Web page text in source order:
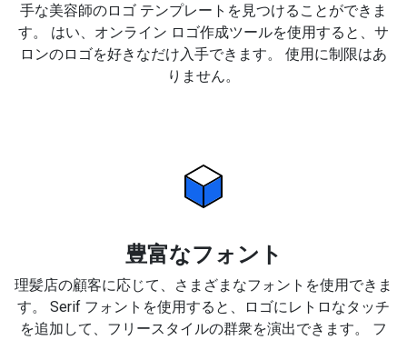
手な美容師のロゴ テンプレートを見つけることができま
す。 はい、オンライン ロゴ作成ツールを使用すると、サ
ロンのロゴを好きなだけ入手できます。 使用に制限はあ
りません。
豊富なフォント
理髪店の顧客に応じて、さまざまなフォントを使用できま
す。 Serif フォントを使用すると、ロゴにレトロなタッチ
を追加して、フリースタイルの群衆を演出できます。 フ